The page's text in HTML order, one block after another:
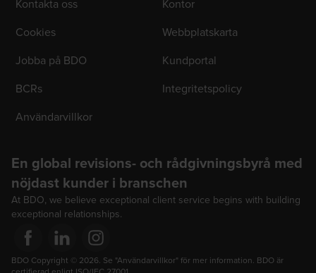
Kontakta oss
Kontor
Cookies
Webbplatskarta
Jobba på BDO
Kundportal
BCRs
Integritetspolicy
Användarvillkor
En global revisions- och rådgivningsbyrå med
nöjdast kunder i branschen
At BDO, we believe exceptional client service begins with building
exceptional relationships.
Opens in a new window/tab
Opens in a new window/tab
Opens in a new window/tab
BDO Copyright © 2026. Se "Användarvillkor" för mer information. BDO är